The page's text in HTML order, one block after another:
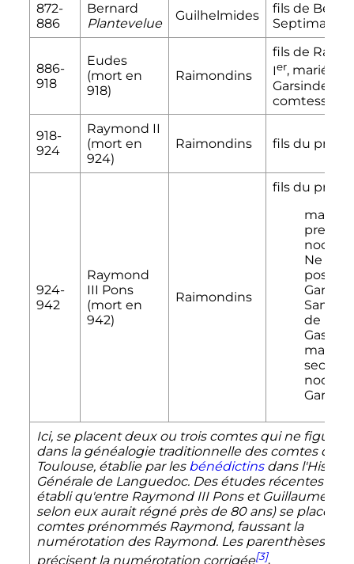
872-
886
Bernard
Plantevelue
Guilhelmides
fils de
Septimanie
886-
918
Eudes
(mort en
918)
Raimondins
fils de
Ier, marié à
Garsinde,
comtesse
918-
924
Raymond II
(mort en
924)
Raimondins fils du
924-
942
Raymond
III Pons
(mort en
942)
Raimondins
fils du
marié
noces
Ne (fille
Garcia
Sanche
de
marié
noces
Ici, se placent deux ou trois comtes qui ne
dans la généalogie traditionnelle des comtes de
Toulouse, établie par les bénédictinsdans l'Histoire
Générale de Languedoc. Des études récentes ont
établi qu'entre Raymond IIIPons et Guillaume
selon eux aurait régné près de 80 ans) se placent
comtes prénommés Raymond, faussant la
numérotation des Raymond. Les parenthèses
précisent la numérotation corrigée[3].